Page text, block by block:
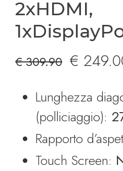
2xHDMI,
€309.90 Il
originale
era:
€
€
Lunghezza
(polliciaggio):
Rapporto
Touch Screen: